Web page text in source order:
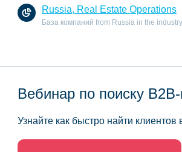
Russia, Real Estate Operations
База компаний from Russia in the
Вебинар по поиску
Узнайте как быстро найти